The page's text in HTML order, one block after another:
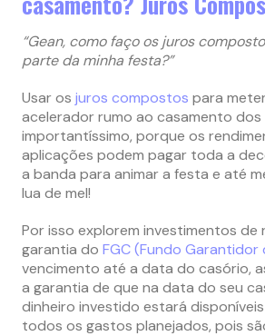
“Gean, como faço os juros
parte da minha festa?”
Usar os juros compostos para
acelerador rumo ao casamento dos
importantíssimo, porque os
aplicações podem pagar toda a
a banda para animar a festa e até
lua de mel!
Por isso explorem investimentos de
garantia do FGC (Fundo Garantidor
vencimento até a data do casório,
a garantia de que na data do seu
dinheiro investido estará
todos os gastos planejados, pois